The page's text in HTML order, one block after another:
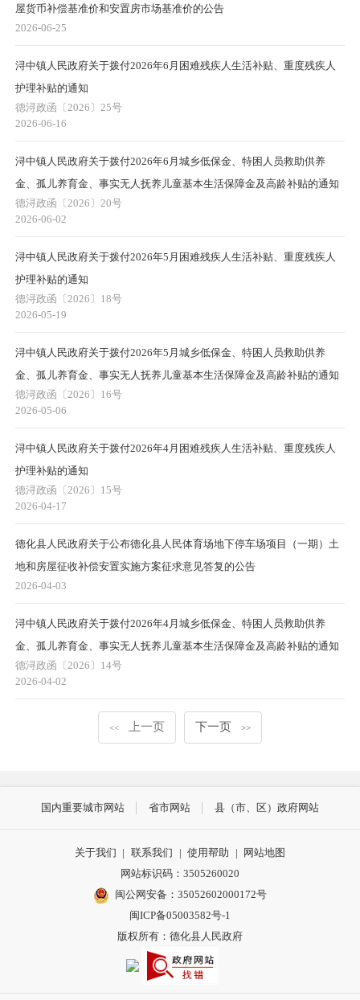
屋货币补偿基准价和安置房市场基准价的公告
2026-06-25
浔中镇人民政府关于拨付2026年6月困难残疾人生活补贴、重度残疾人
护理补贴的通知
德浔政函〔2026〕25号
2026-06-16
浔中镇人民政府关于拨付2026年6月城乡低保金、特困人员救助供养
金、孤儿养育金、事实无人抚养儿童基本生活保障金及高龄补贴的通知
德浔政函〔2026〕20号
2026-06-02
浔中镇人民政府关于拨付2026年5月困难残疾人生活补贴、重度残疾人
护理补贴的通知
德浔政函〔2026〕18号
2026-05-19
浔中镇人民政府关于拨付2026年5月城乡低保金、特困人员救助供养
金、孤儿养育金、事实无人抚养儿童基本生活保障金及高龄补贴的通知
德浔政函〔2026〕16号
2026-05-06
浔中镇人民政府关于拨付2026年4月困难残疾人生活补贴、重度残疾人
护理补贴的通知
德浔政函〔2026〕15号
2026-04-17
德化县人民政府关于公布德化县人民体育场地下停车场项目（一期）土
地和房屋征收补偿安置实施方案征求意见答复的公告
2026-04-03
浔中镇人民政府关于拨付2026年4月城乡低保金、特困人员救助供养
金、孤儿养育金、事实无人抚养儿童基本生活保障金及高龄补贴的通知
德浔政函〔2026〕14号
2026-04-02
<< 上一页 下一页 >>
国内重要城市网站 省市网站 县（市、区）政府网站
关于我们 | 联系我们 | 使用帮助 | 网站地图
网站标识码：3505260020
闽公网安备：35052602000172号
闽ICP备05003582号-1
版权所有：德化县人民政府